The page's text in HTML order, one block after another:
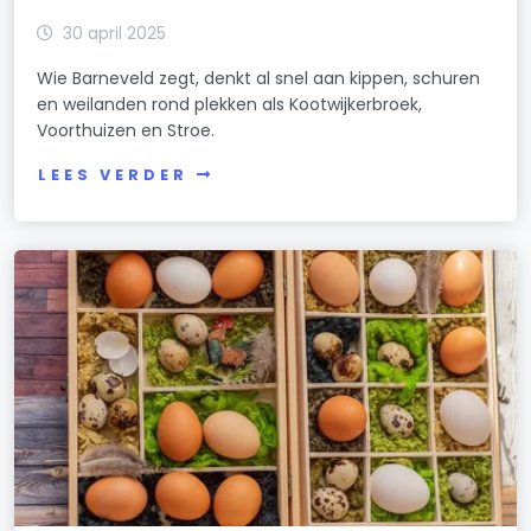
30 april 2025
Wie Barneveld zegt, denkt al snel aan kippen, schuren
en weilanden rond plekken als Kootwijkerbroek,
Voorthuizen en Stroe.
LEES VERDER